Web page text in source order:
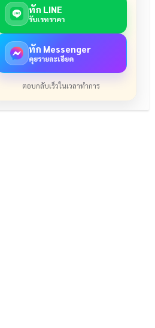
ทัก LINE
รับเรทราคา
ทัก Messenger
คุยรายละเอียด
ตอบกลับเร็วในเวลาทำการ